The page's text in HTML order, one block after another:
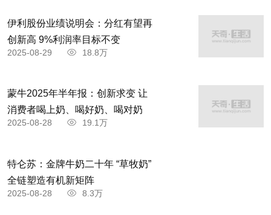
伊利股份业绩说明会：分红有望再
创新高 9%利润率目标不变
2025-08-29 18.8万
蒙牛2025年半年报：创新求变 让
消费者喝上奶、喝好奶、喝对奶
2025-08-28 19.1万
特仑苏：金牌牛奶二十年 “草牧奶”
全链塑造有机新矩阵
2025-08-28 8.3万